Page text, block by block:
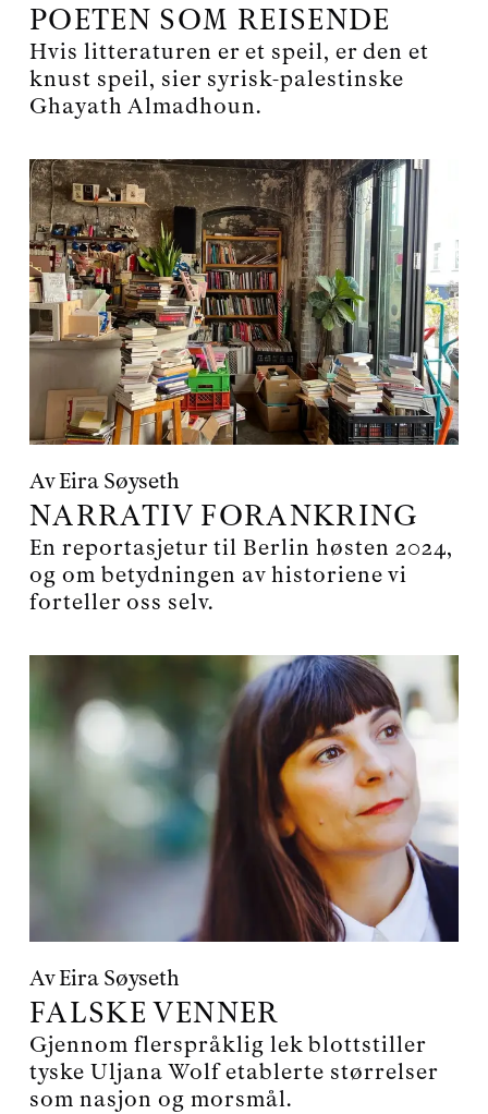
POETEN SOM REISENDE
Hvis litteraturen er et speil, er den et
knust speil, sier syrisk-palestinske
Ghayath Almadhoun.
AvEira Søyseth
NARRATIV FORANKRING
En reportasjetur til Berlin høsten 2024,
og om betydningen av historiene vi
forteller oss selv.
AvEira Søyseth
FALSKE VENNER
Gjennom flerspråklig lek blottstiller
tyske Uljana Wolf etablerte størrelser
som nasjon og morsmål.